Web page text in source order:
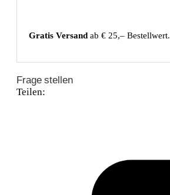
Gratis Versand ab € 25,– Bestellwert.
Frage stellen
Teilen: